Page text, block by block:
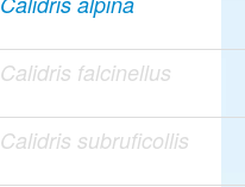
Calidris falcinellus
Calidris subruficollis